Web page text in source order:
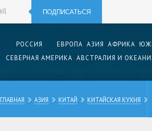
ПОДПИСАТЬСЯ
РОССИЯ ЕВРОПА АЗИЯ АФРИКА
СЕВЕРНАЯ АМЕРИКА АВСТРАЛИЯ И
ГЛАВНАЯ АЗИЯ КИТАЙ КИТАЙСКАЯ КУХНЯ